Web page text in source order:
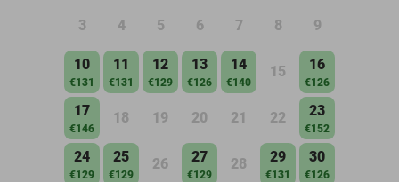
3 4 5 6 7 8 9
10
€131
11
€131
12
€129
13
€126
14
€140
15 16
€126
17
€146
18 19 20 21 22 23
€152
24
€129
25
€129
26 27
€129
28 29
€131
30
€126